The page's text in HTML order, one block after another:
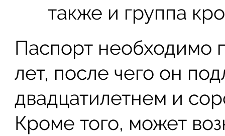
также и группа
Паспорт необходимо
лет, после чего он
двадцатилетнем и
Кроме того, может